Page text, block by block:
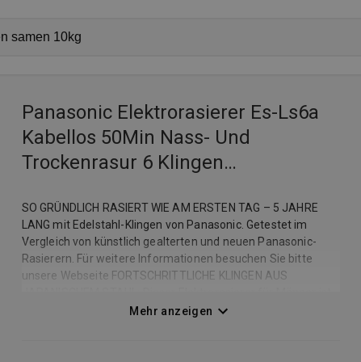
Panasonic Elektrorasierer Es-Ls6a
Kabellos 50Min Nass- Und
Trockenrasur 6 Klingen
SO GRÜNDLICH RASIERT WIE AM ERSTEN TAG – 5 JAHRE
LANG mit Edelstahl-Klingen von Panasonic. Getestet im
Vergleich von künstlich gealterten und neuen Panasonic-
Rasierern. Für weitere Informationen besuchen Sie bitte
unsere Webseite FORTSCHRITTLICHE KLINGEN AUS
mit 6 langlebigen, nanogeschärften Klingen aus japanischem
Mehr anzeigen